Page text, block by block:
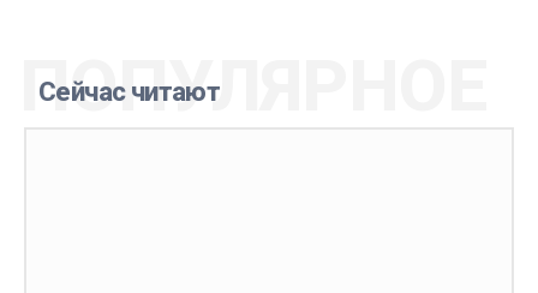
Сейчас читают
ПОПУЛЯРНОЕ